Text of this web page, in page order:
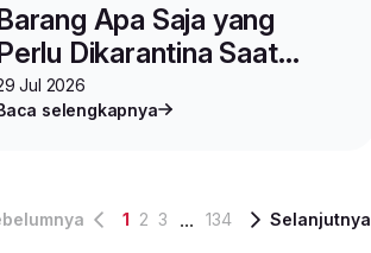
Apa Saja yang
Dikarantina Saat
Jul 2026
selengkapnya
1 2 3 ... 134 Selanjutnya